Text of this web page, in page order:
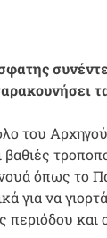
του
όπως
για να
και